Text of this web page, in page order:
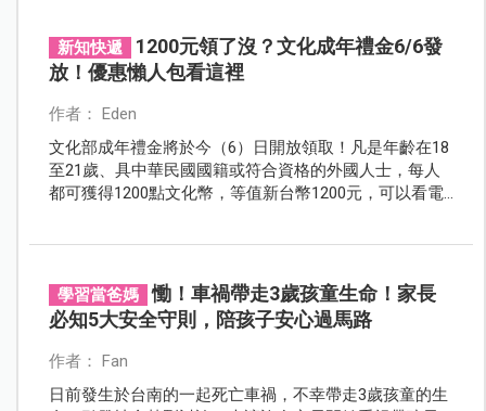
新知快遞
1200元領了沒？文化成年禮金6/6發
放！優惠懶人包看這裡
作者： Eden
文化部成年禮金將於今（6）日開放領取！凡是年齡在18
至21歲、具中華民國國籍或符合資格的外國人士，每人
都可獲得1200點文化幣，等值新台幣1200元，可以看電
學習當爸媽
慟！車禍帶走3歲孩童生命！家長
必知5大安全守則，陪孩子安心過馬路
作者： Fan
日前發生於台南的一起死亡車禍，不幸帶走3歲孩童的生